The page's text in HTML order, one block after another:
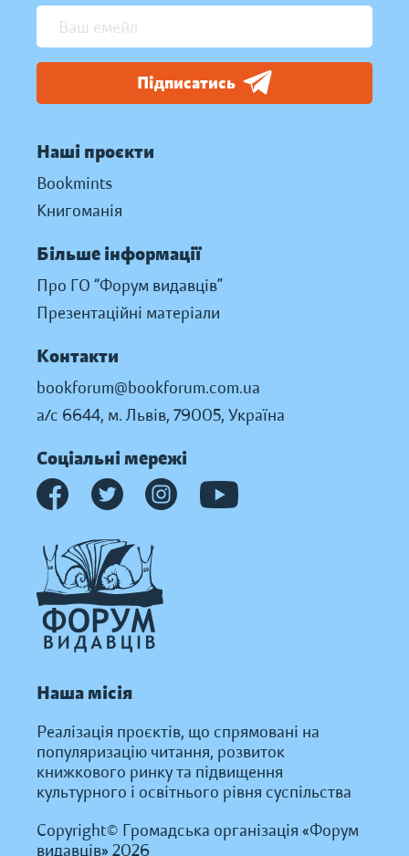
Підписатись
Наші проєкти
Bookmints
Книгоманія
Більше інформації
Про ГО “Форум видавців”
Презентаційні матеріали
Контакти
bookforum@bookforum.com.ua
а/с 6644, м. Львів, 79005, Україна
Соціальні мережі
Наша місія
Реалізація проєктів, що спрямовані на
популяризацію читання, розвиток
книжкового ринку та підвищення
культурного і освітнього рівня суспільства
Copyright© Громадська організація «Форум
видавців» 2026